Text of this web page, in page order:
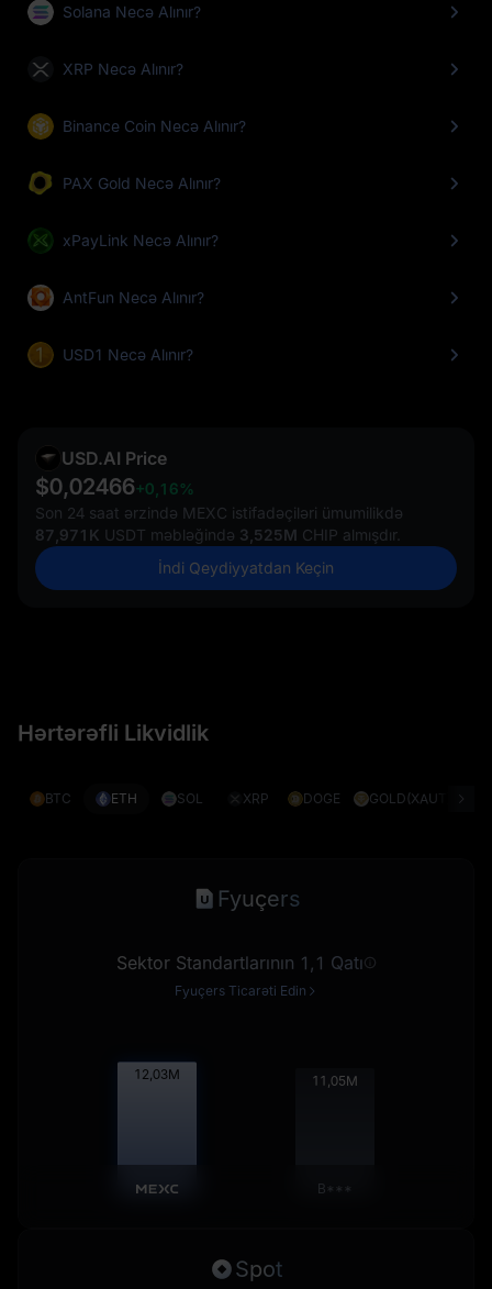
Solana Necə Alınır?
XRP Necə Alınır?
Binance Coin Necə Alınır?
PAX Gold Necə Alınır?
xPayLink Necə Alınır?
AntFun Necə Alınır?
USD1 Necə Alınır?
USD.AI Price
$0,02466+0,16%
Son 24 saat ərzində MEXC istifadəçiləri ümumilikdə
87,971K USDT məbləğində 3,525M CHIP almışdır.
İndi Qeydiyyatdan Keçin
Hərtərəfli Likvidlik
BTC ETH SOL XRP DOGE GOLD(XAUT)
Fyuçers
Sektor Standartlarının 1,1 Qatı
Fyuçers Ticarəti Edin
12,04M 11,06M
B***
Spot